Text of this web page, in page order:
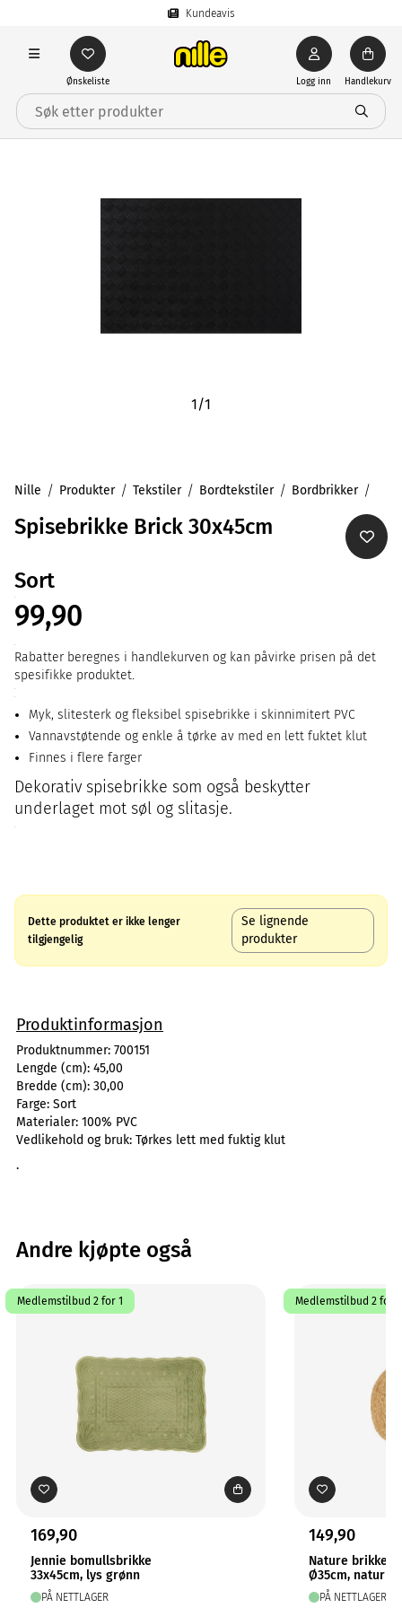
Kundeavis
Ønskeliste Logg inn Handlekurv
1/1
Nille Produkter Tekstiler Bordtekstiler Bordbrikker
Spisebrikke Brick 30x45cm
Sort
99,90
Rabatter beregnes i handlekurven og kan påvirke prisen på det
spesifikke produktet.
Myk, slitesterk og fleksibel spisebrikke i skinnimitert PVC
Vannavstøtende og enkle å tørke av med en lett fuktet klut
Finnes i flere farger
Dekorativ spisebrikke som også beskytter
underlaget mot søl og slitasje.
Dette produktet er ikke lenger
tilgjengelig
Se lignende
produkter
Produktinformasjon
Produktnummer: 700151
Lengde (cm): 45,00
Bredde (cm): 30,00
Farge: Sort
Materialer: 100% PVC
Vedlikehold og bruk: Tørkes lett med fuktig klut
.
Andre kjøpte også
Medlemstilbud 2 for 1
169,90
Jennie bomullsbrikke
33x45cm, lys grønn
PÅ NETTLAGER
Medlemstilbud 2 for 1
149,90
Nature brikke
Ø35cm, natur
PÅ NETTLAGER